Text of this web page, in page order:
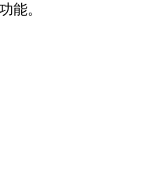
能。